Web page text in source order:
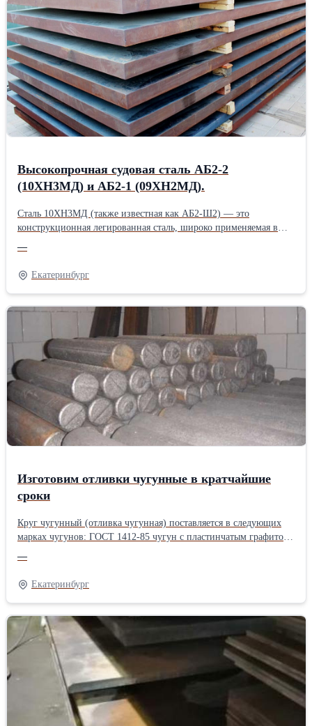
Высокопрочная судовая сталь АБ2-2
(10ХН3МД) и АБ2-1 (09ХН2МД).
Сталь 10ХН3МД (также известная как АБ2-Ш2) — это
конструкционная легированная сталь, широко применяемая в
механическим свойствам и хорошей свариваемости. Кроме того,
в наличии есть Листовой прокат из высокопрочных
судостроительных сталей класса: АК25, АК27, АК28, АК29,
АК30, К32, АК32-9СВ, АК33, АК33ШСВ, АК34Ш, АК35, АК35-
9СВ, АК35-ШСВ, АК36, АК36-9СВ, АК36ШСВ, АБ1, АБ2-1,
АБ2-2, АБ2-М, АБ2-Р, АБ3, АБ4, АБ5, АБ7, РСА, РСВ, РСД,
—
Екатеринбург
Изготовим отливки чугунные в кратчайшие
сроки
Круг чугунный (отливка чугунная) поставляется в следующих
марках чугунов: ГОСТ 1412-85 чугун с пластинчатым графитом
7293-85 чугун с шаровидным графитом, высокопрочный чугун
ВЧ35, ВЧ40, ВЧ50, ВЧ60, ВЧ70, ВЧ80, ВЧ100. ГОСТ 7769-82
легированный чугун со специальными свойствами-~--~-
@LarisaBronestal-~-89920174973
—
Екатеринбург